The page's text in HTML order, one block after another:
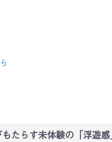
たらす未体験の「浮遊感